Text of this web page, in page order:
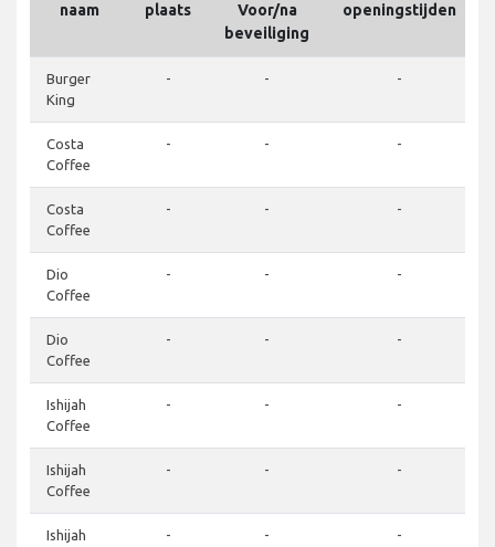
naam plaats
Voor/na
beveiliging
openingstijden
Burger
King
- - -
Costa
Coffee
- - -
Costa
Coffee
- - -
Dio
Coffee
- - -
Dio
Coffee
- - -
Ishijah
Coffee
- - -
Ishijah
Coffee
- - -
Ishijah
- - -